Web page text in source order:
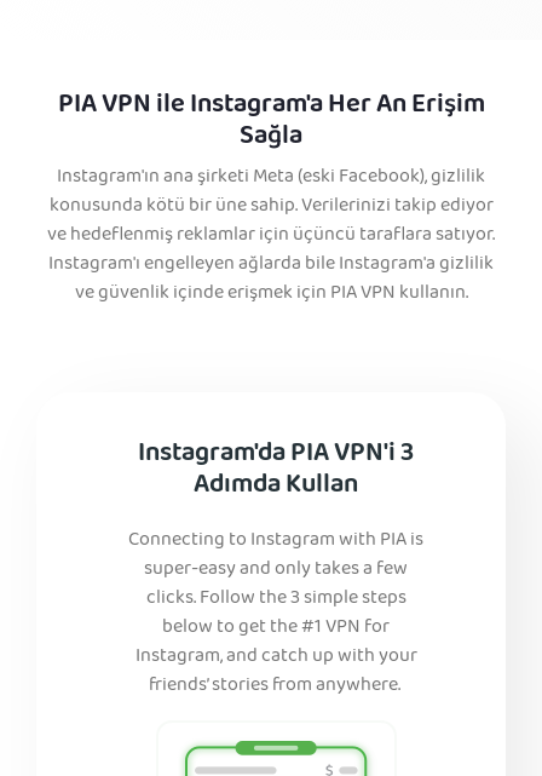
PIA VPN ile Instagram'a Her An Erişim
Sağla
Instagram'ın ana şirketi Meta (eski Facebook), gizlilik
konusunda kötü bir üne sahip. Verilerinizi takip ediyor
ve hedeflenmiş reklamlar için üçüncü taraflara satıyor.
Instagram'ı engelleyen ağlarda bile Instagram'a gizlilik
ve güvenlik içinde erişmek için PIA VPN kullanın.
Instagram'da PIA VPN'i 3
Adımda Kullan
Connecting to Instagram with PIA is
super-easy and only takes a few
clicks. Follow the 3 simple steps
below to get the #1 VPN for
Instagram, and catch up with your
friends’ stories from anywhere.